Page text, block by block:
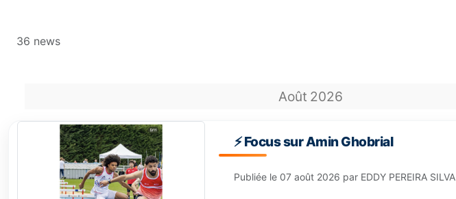
36 news
Août 2026
⚡️ Focus sur Amin Ghobrial
Publiée le 07 août 2026 par EDDY PEREIRA SILVA